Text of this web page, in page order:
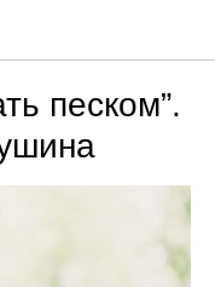
песком”.